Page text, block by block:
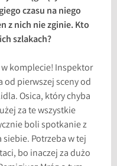
czasu na niego
z nich nie zginie. Kto
szlakach?
komplecie! Inspektor
od pierwszej sceny od
Osica, który chyba
za te wszystkie
boli spotkanie z
Potrzeba w tej
bo inaczej za dużo